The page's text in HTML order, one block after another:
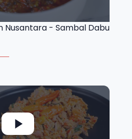
Nusantara - Sambal Dabu